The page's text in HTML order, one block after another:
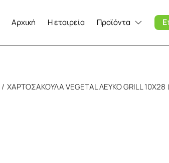
Αρχική Η εταιρεία Προϊόντα
ΧΑΡΤΟΣΑΚΟΥΛΑ VEGETAL ΛΕΥΚΟ GRILL 10Χ28